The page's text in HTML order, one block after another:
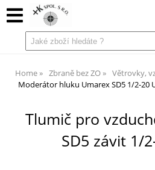
Home Zbraně bez ZO
Větrovky,
Moderátor hluku Umarex SD5 1/2-20
Tlumič pro
SD5 závit 1/